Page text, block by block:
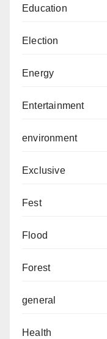
Education
Election
Energy
Entertainment
environment
Exclusive
Fest
Flood
Forest
general
Health